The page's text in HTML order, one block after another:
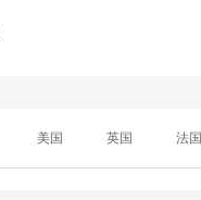
美国 英国 法国